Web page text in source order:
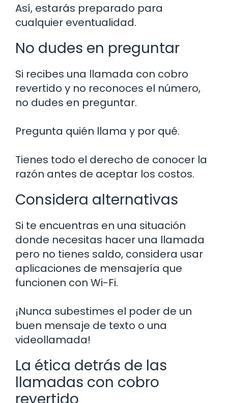
Así, estarás preparado para
cualquier eventualidad.
No dudes en preguntar
Si recibes una llamada con cobro
revertido y no reconoces el número,
no dudes en preguntar.
Pregunta quién llama y por qué.
Tienes todo el derecho de conocer la
razón antes de aceptar los costos.
Considera alternativas
Si te encuentras en una situación
donde necesitas hacer una llamada
pero no tienes saldo, considera usar
aplicaciones de mensajería que
funcionen con Wi-Fi.
¡Nunca subestimes el poder de un
buen mensaje de texto o una
videollamada!
La ética detrás de las
llamadas con cobro